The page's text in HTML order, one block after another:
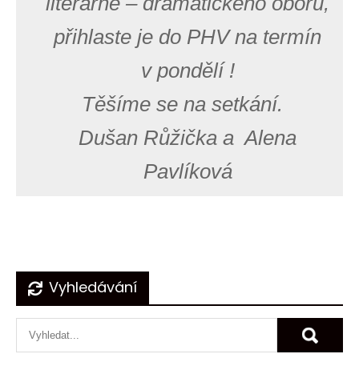
přihlaste je do PHV na termín
v pondělí !
Těšíme se na setkání.
Dušan Růžička a Alena
Pavlíková
Navigace
pro
příspěvek
Vyhledávání